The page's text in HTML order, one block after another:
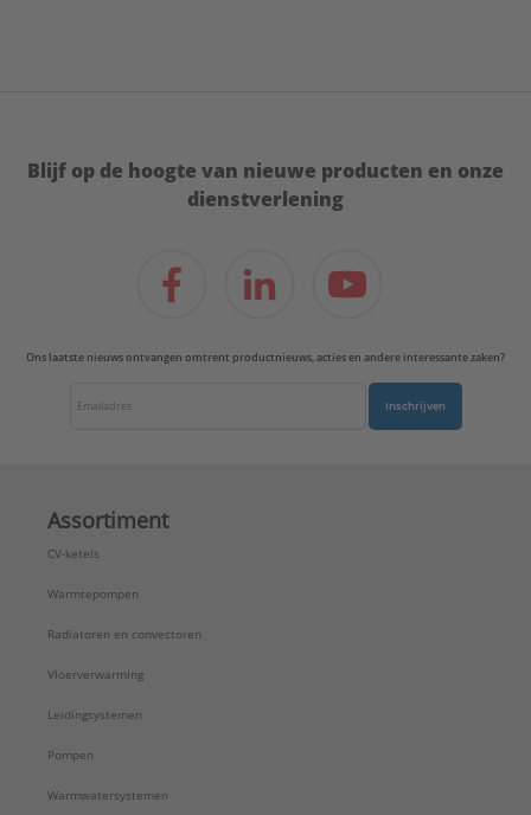
Blijf op de hoogte van nieuwe producten en onze
dienstverlening
Ons laatste nieuws ontvangen omtrent productnieuws, acties en andere interessante zaken?
Inschrijven
Assortiment
CV-ketels
Warmtepompen
Radiatoren en convectoren
Vloerverwarming
Leidingsystemen
Pompen
Warmwatersystemen